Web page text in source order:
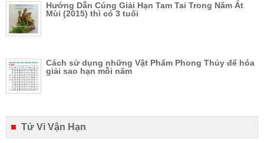
Hướng Dẫn Cúng Giải Hạn Tam Tai Trong Năm Ất
Mùi (2015) thì có 3 tuổi
Cách sử dụng những Vật Phẩm Phong Thủy để hóa
giải sao hạn mỗi năm
Tử Vi Vận Hạn